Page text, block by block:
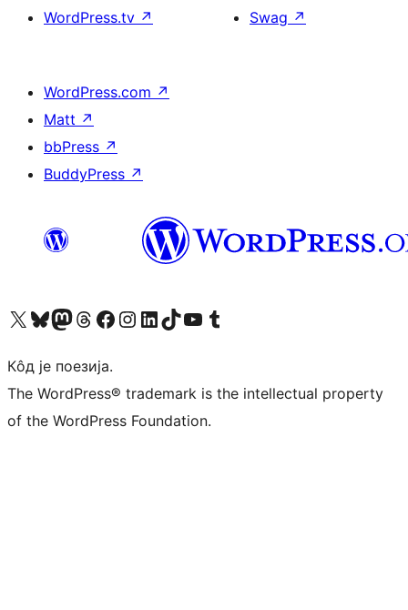
WordPress.tv ↗
Swag ↗
WordPress.com ↗
Matt ↗
bbPress ↗
BuddyPress ↗
Visit our X (formerly Twitter) account
Посетите наш Bluesky налог
Visit our Mastodon account
Посетите наш налог на Threads-у Visit our Facebook page
Посетите наш Инстаграм налог
Visit our LinkedIn account
Посетите наш TikTok налог
Visit our YouTube channel
Посетите наш Tumblr налог
Кôд је поезија.
The WordPress® trademark is the intellectual property
of the WordPress Foundation.